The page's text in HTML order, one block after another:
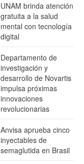
UNAM brinda atención
gratuita a la salud
mental con tecnología
digital
Departamento de
investigación y
desarrollo de Novartis
impulsa próximas
innovaciones
revolucionarias
Anvisa aprueba cinco
inyectables de
semaglutida en Brasil